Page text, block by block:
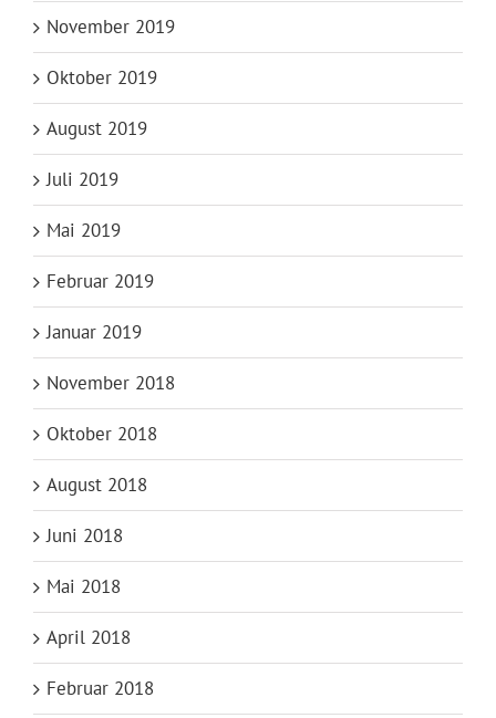
November 2019
Oktober 2019
August 2019
Juli 2019
Mai 2019
Februar 2019
Januar 2019
November 2018
Oktober 2018
August 2018
Juni 2018
Mai 2018
April 2018
Februar 2018